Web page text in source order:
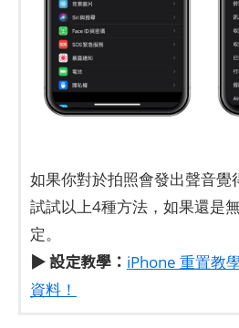
如果你對於拍照會發出聲音覺
試試以上4種方法，如果還是
定。
▶ 設定教學： iPhone 重置教
資料！